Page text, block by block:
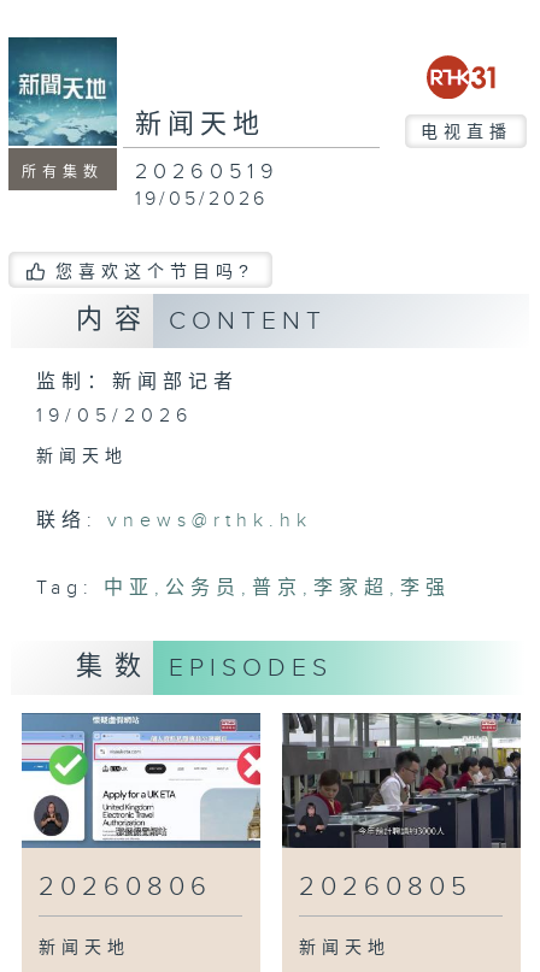
minutes,
seconds
所有集数
新闻天地 电视直播
20260519
19/05/2026
您喜欢这个节目吗?
内容 CONTENT
监制：新闻部记者
19/05/2026
新闻天地
联络:vnews@rthk.hk
Tag: 中亚 , 公务员 ,普京 ,李家超 ,李强
集数 EPISODES
20260806
新闻天地
20260805
新闻天地